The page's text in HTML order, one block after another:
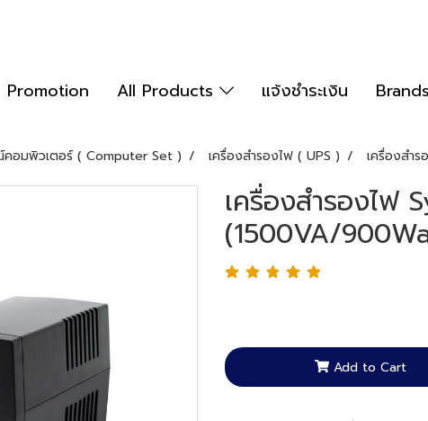
Promotion All Products แจ้งชำระเงิน Brands
อมพิวเตอร์ ( Computer Set ) เครื่องสำรองไฟ ( UPS ) เครื่องสำ
เครื่องสำรองไฟ
(1500VA/
Add to Cart